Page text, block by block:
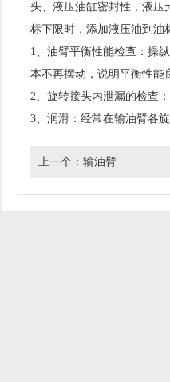
头、液压油缸密封性，液压
标下限时，添加液压油到油
1、油臂平衡性能检查：操
本不再摆动，说明平衡性能
2、旋转接头内泄漏的检查
3、润滑：经常在输油臂各
上一个： 输油臂